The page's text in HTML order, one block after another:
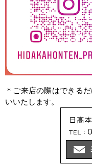
＊ご来店の際はできる
いいたします。